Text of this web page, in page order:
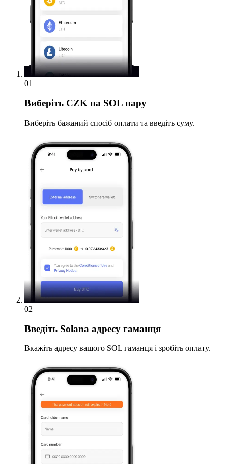
01
Виберіть CZK на SOL пару
Виберіть бажаний спосіб оплати та введіть суму.
02
Введіть Solana адресу гаманця
Вкажіть адресу вашого SOL гаманця і зробіть оплату.